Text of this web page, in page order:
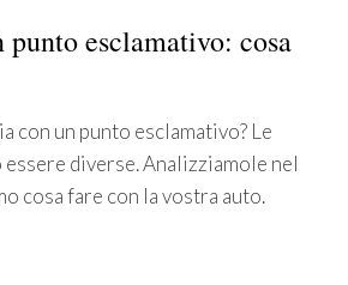
punto esclamativo: cosa
con un punto esclamativo? Le
diverse. Analizziamole nel
cosa fare con la vostra auto.